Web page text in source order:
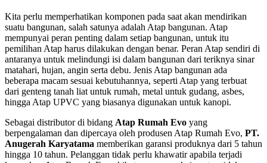
Kita perlu memperhatikan komponen pada saat akan mendirikan
suatu bangunan, salah satunya adalah Atap bangunan. Atap
mempunyai peran penting dalam setiap bangunan, untuk itu
pemilihan Atap harus dilakukan dengan benar. Peran Atap sendiri di
antaranya untuk melindungi isi dalam bangunan dari teriknya sinar
matahari, hujan, angin serta debu. Jenis Atap bangunan ada
beberapa macam sesuai kebutuhannya, seperti Atap yang terbuat
dari genteng tanah liat untuk rumah, metal untuk gudang, asbes,
hingga Atap UPVC yang biasanya digunakan untuk kanopi.
Sebagai distributor di bidang Atap Rumah Evo yang
berpengalaman dan dipercaya oleh produsen Atap Rumah Evo, PT.
Anugerah Karyatama memberikan garansi produknya dari 5 tahun
hingga 10 tahun. Pelanggan tidak perlu khawatir apabila terjadi